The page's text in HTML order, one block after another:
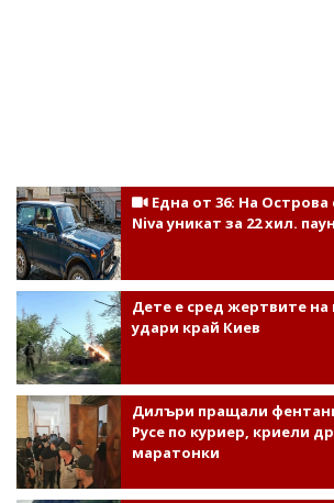
Една от 36: На Острова
Niva уникат за 22 хил.
Дете е сред жертвите
удари край Киев
Дилъри пращали
Русе по куриер, криели
маратонки